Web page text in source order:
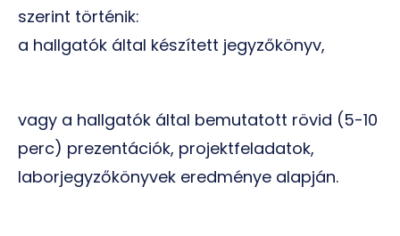
szerint történik:
a hallgatók által készített jegyzőkönyv,
vagy a hallgatók által bemutatott rövid (5-10
perc) prezentációk, projektfeladatok,
laborjegyzőkönyvek eredménye alapján.